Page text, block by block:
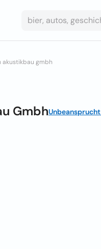
akustikbau gmbh
GmbhUnbeansprucht